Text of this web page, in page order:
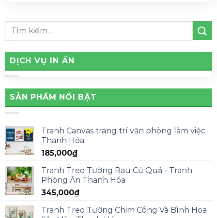
DỊCH VỤ IN ẤN
SẢN PHẨM NỔI BẬT
Tranh Canvas trang trí văn phòng làm việc
Thanh Hóa
185,000₫
Tranh Treo Tường Rau Củ Quả - Tranh
Phòng Ăn Thanh Hóa
345,000₫
Tranh Treo Tường Chim Công Và Bình Hoa